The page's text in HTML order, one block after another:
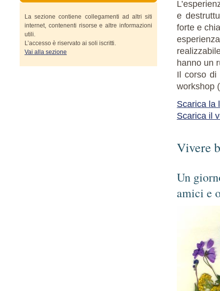
e
forte e
hanno un
Il corso di
workshop
Scarica la
Scarica il
Vivere
Un
amici e
La sezione contiene collegamenti ad altri siti
internet, contenenti risorse e altre informazioni
utili.
L’accesso è riservato ai soli iscritti.
Vai alla sezione